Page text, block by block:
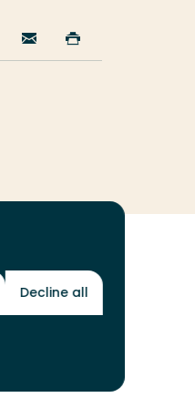
Deel
op
Email
deze deze
Decline all